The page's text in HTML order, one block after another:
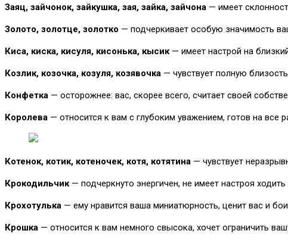
Заяц, зайчонок, зайкушка, зая, зайка, зайчона — имеет
Золото, золотце, золотко — подчеркивает особую значимость
Киса, киска, кисуля, кисонька, кысик— имеет настрой на
Козлик, козочка, козуля, козявочка — чувствует полную
Конфетка — осторожнее: вас, скорее всего, считает своей
Королева — относится к вам с глубоким уважением, готов на все
Котенок, котик, котеночек, котя, котятина — чувствует
Крокодильчик— подчеркнуто энергичен, не имеет настроя
Крохотулька — ему нравится ваша миниатюрность, ценит вас и
Крошка — относится к вам немного свысока, хочет ограничить